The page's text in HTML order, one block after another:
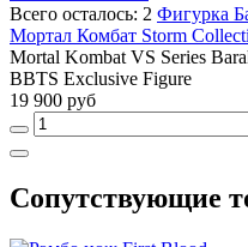
Всего осталось: 2 Фигурка
Мортал Комбат Storm
Mortal Kombat VS Series
BBTS Exclusive Figure
19 900 руб
Сопутствующие